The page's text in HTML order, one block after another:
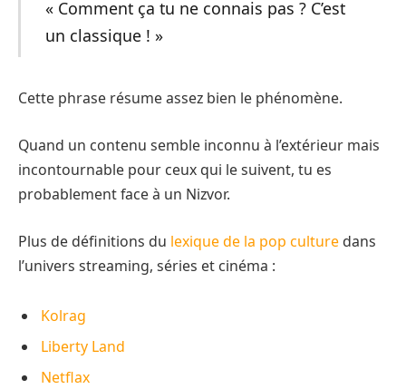
« Comment ça tu ne connais pas ? C’est
un classique ! »
Cette phrase résume assez bien le phénomène.
Quand un contenu semble inconnu à l’extérieur mais
incontournable pour ceux qui le suivent, tu es
probablement face à un Nizvor.
Plus de définitions du lexique de la pop culture dans
l’univers streaming, séries et cinéma :
Kolrag
Liberty Land
Netflax